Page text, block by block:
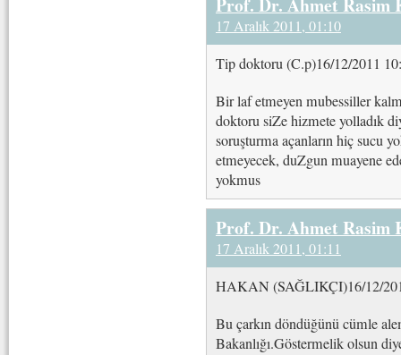
Prof. Dr. Ahmet Rasim
17 Aralık 2011, 01:10
Tip doktoru (C.p)16/12/2011
Bir laf etmeyen mubessiller
doktoru siZe hizmete yolladık
soruşturma açanların hiç sucu
etmeyecek, duZgun muayene
yokmus
Prof. Dr. Ahmet Rasim
17 Aralık 2011, 01:11
HAKAN (SAĞLIKÇI)16/12/
Bu çarkın döndüğünü cümle
Bakanlığı.Göstermelik olsun